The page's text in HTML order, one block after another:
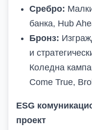
Сребро:
банка, Hub
Бронз:
и
Коледна
Come True,
ESG
проект